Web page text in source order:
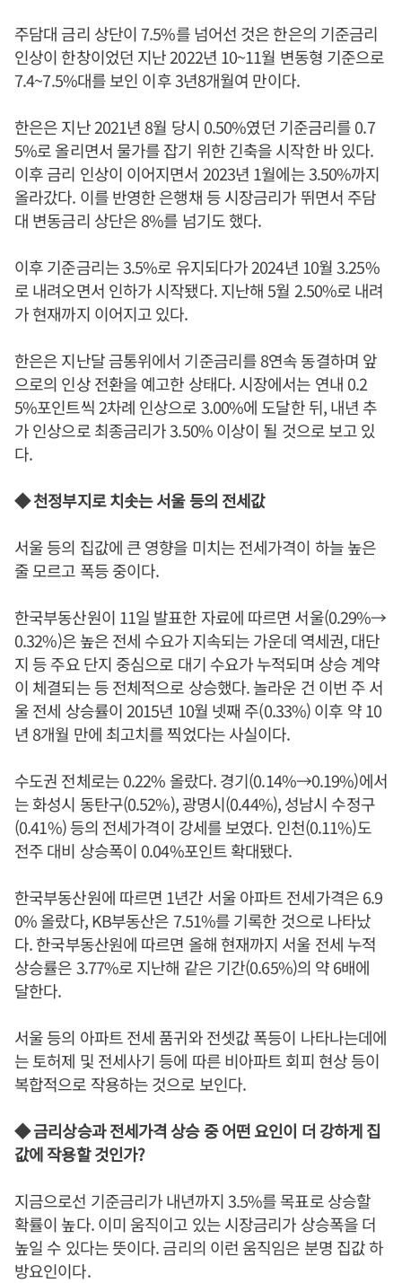
주담대 금리 상단이 7.5%를 넘어선 것은 한은의 기준금리
인상이 한창이었던 지난 2022년 10~11월 변동형 기준으로
7.4~7.5%대를 보인 이후 3년8개월여 만이다.
한은은 지난 2021년 8월 당시 0.50%였던 기준금리를 0.7
5%로 올리면서 물가를 잡기 위한 긴축을 시작한 바 있다.
이후 금리 인상이 이어지면서 2023년 1월에는 3.50%까지
올라갔다. 이를 반영한 은행채 등 시장금리가 뛰면서 주담
대 변동금리 상단은 8%를 넘기도 했다.
이후 기준금리는 3.5%로 유지되다가 2024년 10월 3.25%
로 내려오면서 인하가 시작됐다. 지난해 5월 2.50%로 내려
가 현재까지 이어지고 있다.
한은은 지난달 금통위에서 기준금리를 8연속 동결하며 앞
으로의 인상 전환을 예고한 상태다. 시장에서는 연내 0.2
5%포인트씩 2차례 인상으로 3.00%에 도달한 뒤, 내년 추
가 인상으로 최종금리가 3.50% 이상이 될 것으로 보고 있
다.
◆ 천정부지로 치솟는 서울 등의 전세값
서울 등의 집값에 큰 영향을 미치는 전세가격이 하늘 높은
줄 모르고 폭등 중이다.
한국부동산원이 11일 발표한 자료에 따르면 서울(0.29%→
0.32%)은 높은 전세 수요가 지속되는 가운데 역세권, 대단
지 등 주요 단지 중심으로 대기 수요가 누적되며 상승 계약
이 체결되는 등 전체적으로 상승했다. 놀라운 건 이번 주 서
울 전세 상승률이 2015년 10월 넷째 주(0.33%) 이후 약 10
년 8개월 만에 최고치를 찍었다는 사실이다.
수도권 전체로는 0.22% 올랐다. 경기(0.14%→0.19%)에서
는 화성시 동탄구(0.52%), 광명시(0.44%), 성남시 수정구
(0.41%) 등의 전세가격이 강세를 보였다. 인천(0.11%)도
전주 대비 상승폭이 0.04%포인트 확대됐다.
한국부동산원에 따르면 1년간 서울 아파트 전세가격은 6.9
0% 올랐다, KB부동산은 7.51%를 기록한 것으로 나타났
다. 한국부동산원에 따르면 올해 현재까지 서울 전세 누적
상승률은 3.77%로 지난해 같은 기간(0.65%)의 약 6배에
달한다.
서울 등의 아파트 전세 품귀와 전셋값 폭등이 나타나는데에
는 토허제 및 전세사기 등에 따른 비아파트 회피 현상 등이
복합적으로 작용하는 것으로 보인다.
◆ 금리상승과 전세가격 상승 중 어떤 요인이 더 강하게 집
값에 작용할 것인가?
지금으로선 기준금리가 내년까지 3.5%를 목표로 상승할
확률이 높다. 이미 움직이고 있는 시장금리가 상승폭을 더
높일 수 있다는 뜻이다. 금리의 이런 움직임은 분명 집값 하
방요인이다.